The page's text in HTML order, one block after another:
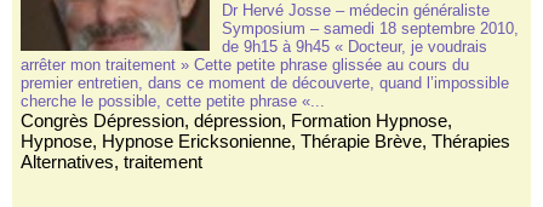
Dr Hervé Josse – médecin généraliste
Symposium – samedi 18 septembre 2010,
de 9h15 à 9h45 « Docteur, je voudrais
arrêter mon traitement » Cette petite phrase glissée au cours du
premier entretien, dans ce moment de découverte, quand l’impossible
cherche le possible, cette petite phrase «...
Congrès Dépression, dépression, Formation Hypnose,
Hypnose, Hypnose Ericksonienne, Thérapie Brève, Thérapies
Alternatives, traitement